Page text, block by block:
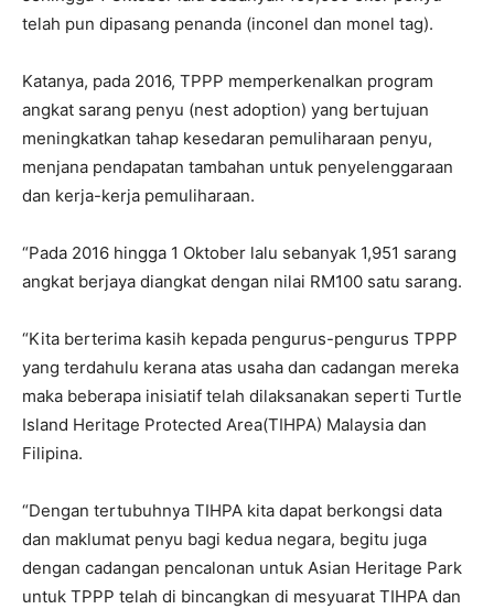
telah pun dipasang penanda (inconel dan monel tag).
Katanya, pada 2016, TPPP memperkenalkan program
angkat sarang penyu (nest adoption) yang bertujuan
meningkatkan tahap kesedaran pemuliharaan penyu,
menjana pendapatan tambahan untuk penyelenggaraan
dan kerja-kerja pemuliharaan.
“Pada 2016 hingga 1 Oktober lalu sebanyak 1,951 sarang
angkat berjaya diangkat dengan nilai RM100 satu sarang.
“Kita berterima kasih kepada pengurus-pengurus TPPP
yang terdahulu kerana atas usaha dan cadangan mereka
maka beberapa inisiatif telah dilaksanakan seperti Turtle
Island Heritage Protected Area(TIHPA) Malaysia dan
Filipina.
“Dengan tertubuhnya TIHPA kita dapat berkongsi data
dan maklumat penyu bagi kedua negara, begitu juga
dengan cadangan pencalonan untuk Asian Heritage Park
untuk TPPP telah di bincangkan di mesyuarat TIHPA dan